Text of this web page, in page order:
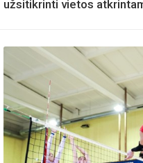
užsitikrinti vietos